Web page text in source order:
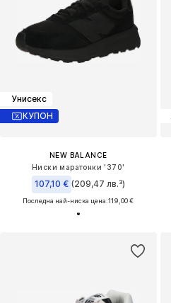
Унисекс
КУПОН
NEW BALANCE
Ниски маратонки '370'
107,10 € (209,47 лв.³)
Последна най-ниска цена:119,00 €